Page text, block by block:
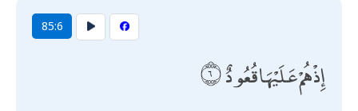
85:6
إِذْ هُمْ عَلَيْهَا قُعُودٌ